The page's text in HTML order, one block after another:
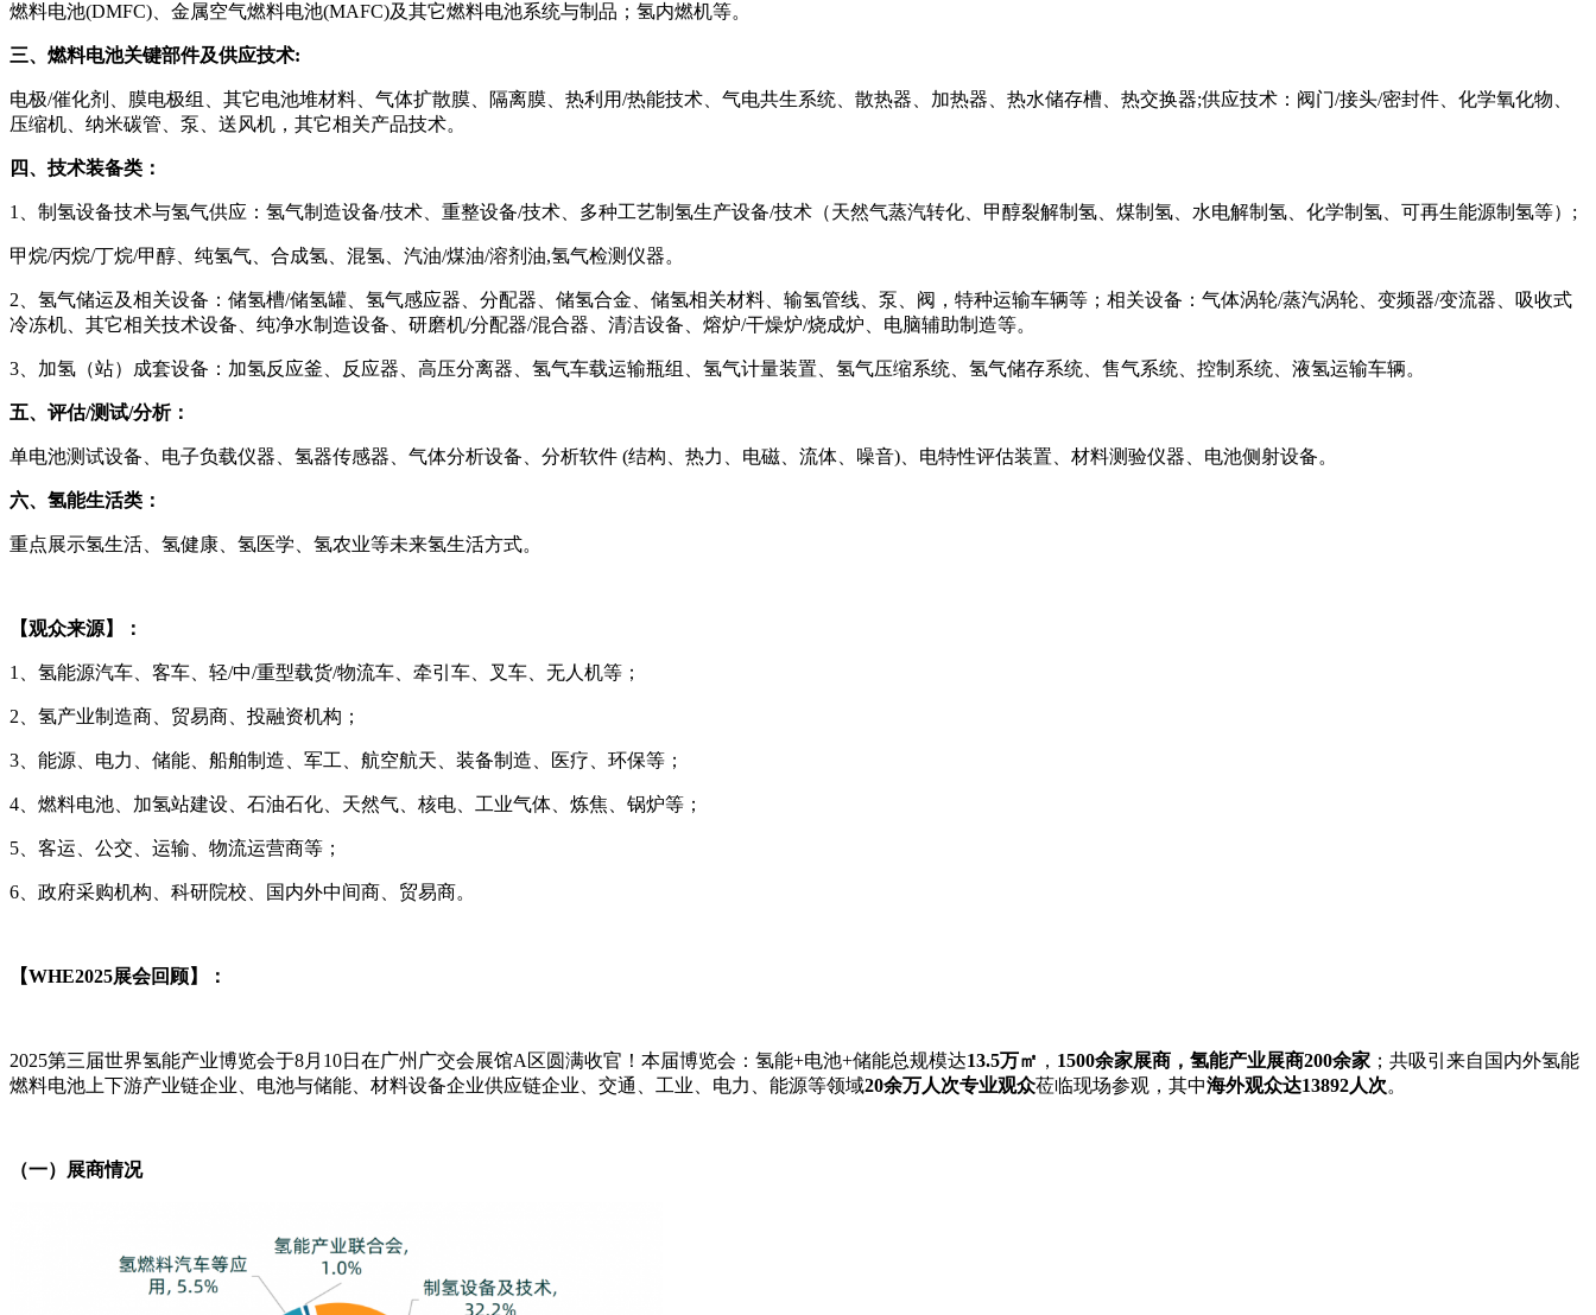
燃料电池(DMFC)、金属空气燃料电池(MAFC)及其它燃料电池系统与制品；氢内燃机等。
三、燃料电池关键部件及供应技术:
电极/催化剂、膜电极组、其它电池堆材料、气体扩散膜、隔离膜、热利用/热能技术、气电共生系统、散热器、加热器、热水储存槽、热交换器;供应技术：阀门/接头/密封件、化学氧化物、
压缩机、纳米碳管、泵、送风机，其它相关产品技术。
四、技术装备类：
1、制氢设备技术与氢气供应：氢气制造设备/技术、重整设备/技术、多种工艺制氢生产设备/技术（天然气蒸汽转化、甲醇裂解制氢、煤制氢、水电解制氢、化学制氢、可再生能源制氢等）;
甲烷/丙烷/丁烷/甲醇、纯氢气、合成氢、混氢、汽油/煤油/溶剂油,氢气检测仪器。
2、氢气储运及相关设备：储氢槽/储氢罐、氢气感应器、分配器、储氢合金、储氢相关材料、输氢管线、泵、阀，特种运输车辆等；相关设备：气体涡轮/蒸汽涡轮、变频器/变流器、吸收式
冷冻机、其它相关技术设备、纯净水制造设备、研磨机/分配器/混合器、清洁设备、熔炉/干燥炉/烧成炉、电脑辅助制造等。
3、加氢（站）成套设备：加氢反应釜、反应器、高压分离器、氢气车载运输瓶组、氢气计量装置、氢气压缩系统、氢气储存系统、售气系统、控制系统、液氢运输车辆。
五、评估/测试/分析：
单电池测试设备、电子负载仪器、氢器传感器、气体分析设备、分析软件 (结构、热力、电磁、流体、噪音)、电特性评估装置、材料测验仪器、电池侧射设备。
六、氢能生活类：
重点展示氢生活、氢健康、氢医学、氢农业等未来氢生活方式。
【观众来源】：
1、氢能源汽车、客车、轻/中/重型载货/物流车、牵引车、叉车、无人机等；
2、氢产业制造商、贸易商、投融资机构；
3、能源、电力、储能、船舶制造、军工、航空航天、装备制造、医疗、环保等；
4、燃料电池、加氢站建设、石油石化、天然气、核电、工业气体、炼焦、锅炉等；
5、客运、公交、运输、物流运营商等；
6、政府采购机构、科研院校、国内外中间商、贸易商。
【WHE2025展会回顾】：
2025第三届世界氢能产业博览会于8月10日在广州广交会展馆A区圆满收官！本届博览会：氢能+电池+储能总规模达13.5万㎡ ， 1500余家展商，氢能产业展商200余家 ；共吸引来自国内外氢能
燃料电池上下游产业链企业、电池与储能、材料设备企业供应链企业、交通、工业、电力、能源等领域20余万人次专业观众莅临现场参观，其中海外观众达13892人次。
（一）展商情况